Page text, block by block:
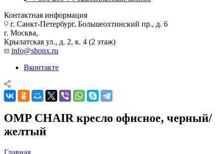
Контактная информация
г. Санкт-Петербург, Большеохтинский пр., д. 6
г. Москва,
Крылатская ул., д. 2, к. 4 (2 этаж)
info@shonx.ru
Вконтакте
OMP CHAIR кресло офисное, черный/
желтый
Главная